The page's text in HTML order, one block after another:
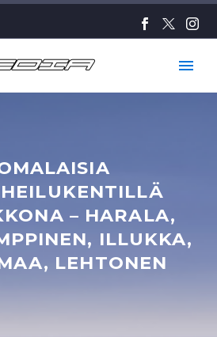
– HARALA,
ILLUKKA,
LEHTONEN